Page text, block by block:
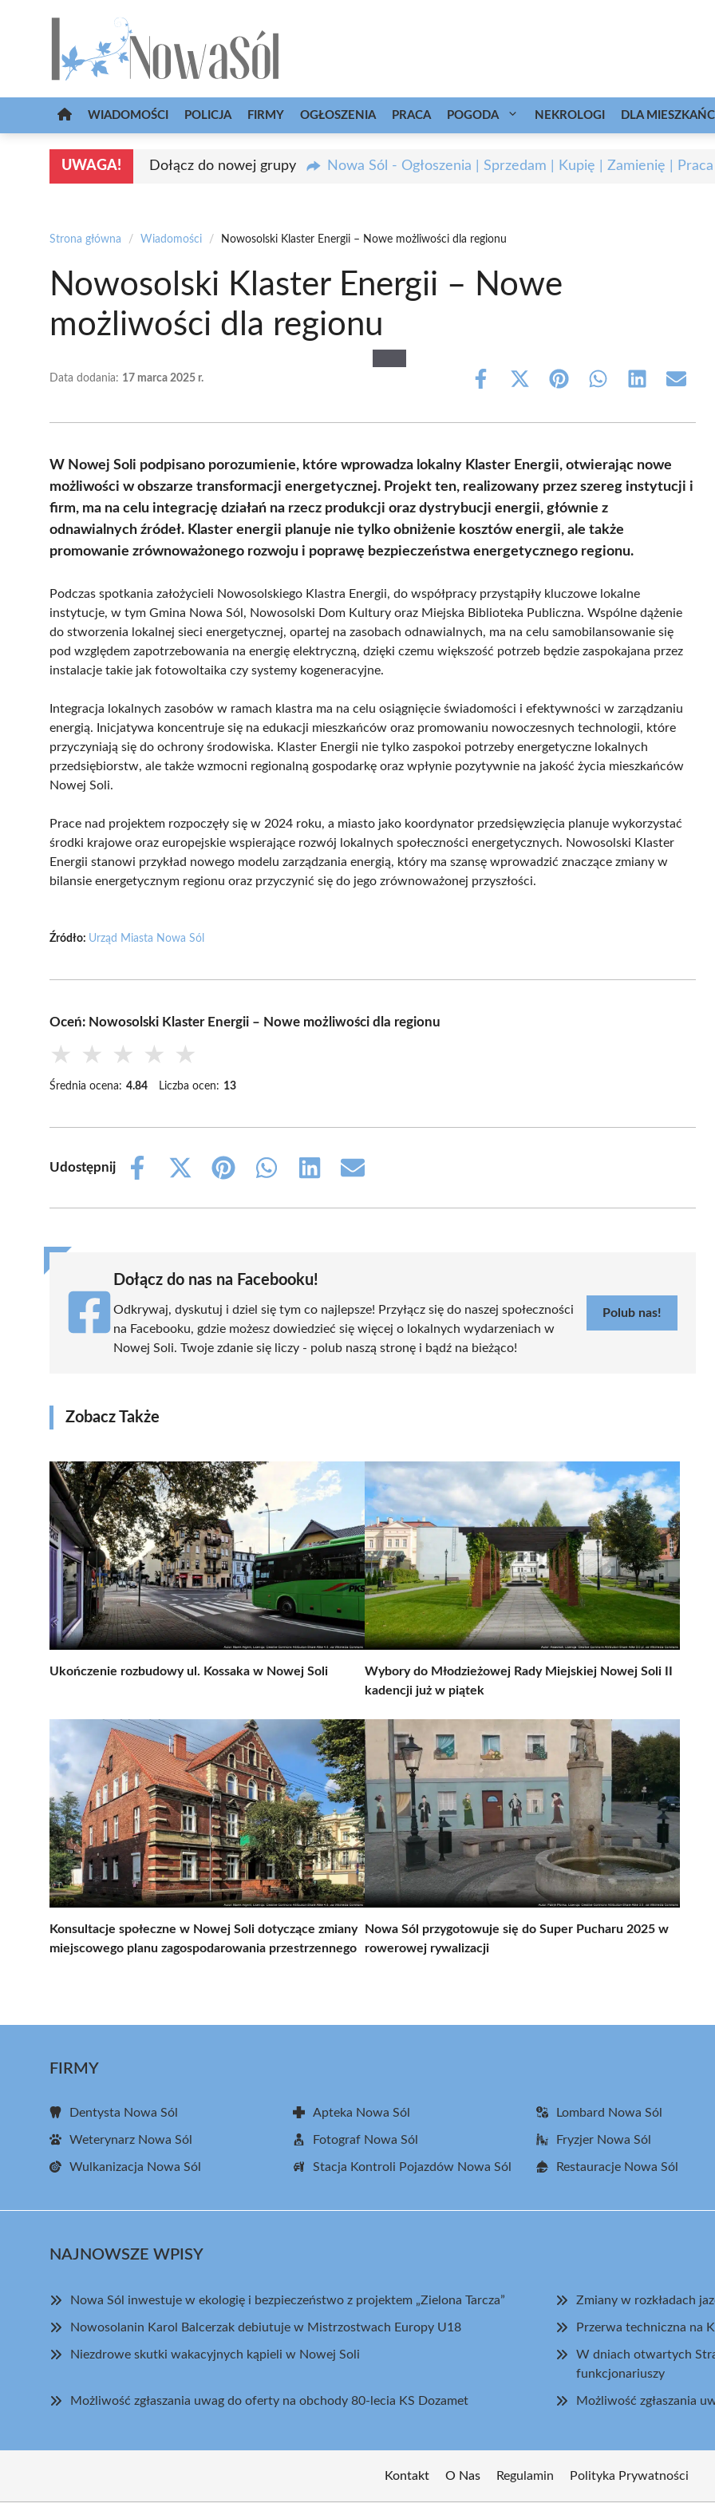
WIADOMOŚCI POLICJA FIRMY OGŁOSZENIA PRACA POGODA NEKROLOGI DLA
UWAGA! Dołącz do nowej grupy Nowa Sól - Ogłoszenia | Sprzedam | Kupię | Zamienię | Praca
Strona główna / Wiadomości / Nowosolski Klaster Energii – Nowe możliwości dla regionu
Nowosolski Klaster Energii – Nowe
możliwości dla regionu
Data dodania: 17 marca 2025 r.
Share
Share
(Twitter)
Share Share Share Share
W Nowej Soli podpisano porozumienie, które wprowadza lokalny Klaster Energii, otwierając nowe
możliwości w obszarze transformacji energetycznej. Projekt ten, realizowany przez szereg instytucji i
firm, ma na celu integrację działań na rzecz produkcji oraz dystrybucji energii, głównie z
odnawialnych źródeł. Klaster energii planuje nie tylko obniżenie kosztów energii, ale także
promowanie zrównoważonego rozwoju i poprawę bezpieczeństwa energetycznego regionu.
Podczas spotkania założycieli Nowosolskiego Klastra Energii, do współpracy przystąpiły kluczowe lokalne
instytucje, w tym Gmina Nowa Sól, Nowosolski Dom Kultury oraz Miejska Biblioteka Publiczna. Wspólne dążenie
do stworzenia lokalnej sieci energetycznej, opartej na zasobach odnawialnych, ma na celu samobilansowanie się
pod względem zapotrzebowania na energię elektryczną, dzięki czemu większość potrzeb będzie zaspokajana przez
instalacje takie jak fotowoltaika czy systemy kogeneracyjne.
Integracja lokalnych zasobów w ramach klastra ma na celu osiągnięcie świadomości i efektywności w zarządzaniu
energią. Inicjatywa koncentruje się na edukacji mieszkańców oraz promowaniu nowoczesnych technologii, które
przyczyniają się do ochrony środowiska. Klaster Energii nie tylko zaspokoi potrzeby energetyczne lokalnych
przedsiębiorstw, ale także wzmocni regionalną gospodarkę oraz wpłynie pozytywnie na jakość życia mieszkańców
Nowej Soli.
Prace nad projektem rozpoczęły się w 2024 roku, a miasto jako koordynator przedsięwzięcia planuje wykorzystać
środki krajowe oraz europejskie wspierające rozwój lokalnych społeczności energetycznych. Nowosolski Klaster
Energii stanowi przykład nowego modelu zarządzania energią, który ma szansę wprowadzić znaczące zmiany w
bilansie energetycznym regionu oraz przyczynić się do jego zrównoważonej przyszłości.
Źródło: Urząd Miasta Nowa Sól
Oceń: Nowosolski Klaster Energii – Nowe możliwości dla regionu
★ ★ ★ ★ ★
Średnia ocena: 4.84 Liczba ocen: 13
Udostępnij
Share
Share
(Twitter)
Share
Share
Share
Share
Dołącz do nas na Facebooku!
Odkrywaj, dyskutuj i dziel się tym co najlepsze! Przyłącz się do naszej społeczności
na Facebooku, gdzie możesz dowiedzieć się więcej o lokalnych wydarzeniach w
Nowej Soli. Twoje zdanie się liczy - polub naszą stronę i bądź na bieżąco!
Polub nas!
Zobacz Także
Ukończenie rozbudowy ul. Kossaka w Nowej Soli
Wybory do Młodzieżowej Rady Miejskiej Nowej Soli II
kadencji już w piątek
Konsultacje społeczne w Nowej Soli dotyczące zmiany
miejscowego planu zagospodarowania przestrzennego
Nowa Sól przygotowuje się do Super Pucharu 2025 w
rowerowej rywalizacji
FIRMY
Dentysta Nowa Sól Apteka Nowa Sól Lombard Nowa Sól
Weterynarz Nowa Sól Fotograf Nowa Sól Fryzjer Nowa Sól
Wulkanizacja Nowa Sól Stacja Kontroli Pojazdów Nowa Sól Restauracje Nowa Sól
NAJNOWSZE WPISY
Nowa Sól inwestuje w ekologię i bezpieczeństwo z projektem „Zielona Tarcza” Zmiany w rozkładach
Nowosolanin Karol Balcerzak debiutuje w Mistrzostwach Europy U18 Przerwa techniczna na
Niezdrowe skutki wakacyjnych kąpieli w Nowej Soli
W dniach otwartych
funkcjonariuszy
Możliwość zgłaszania uwag do oferty na obchody 80-lecia KS Dozamet Możliwość zgłaszania
Kontakt O Nas Regulamin Polityka Prywatności